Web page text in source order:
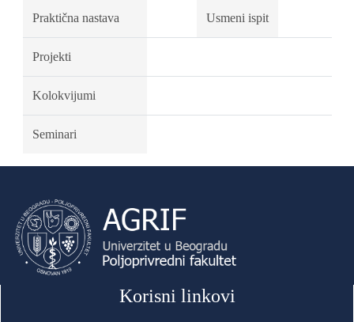
Praktična nastava Usmeni ispit
Projekti
Kolokvijumi
Seminari
Korisni linkovi